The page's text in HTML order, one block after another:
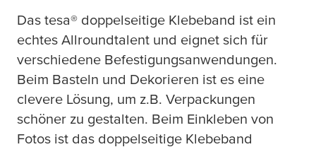
Das tesa® doppelseitige Klebeband ist ein
echtes Allroundtalent und eignet sich für
verschiedene Befestigungsanwendungen.
Beim Basteln und Dekorieren ist es eine
clevere Lösung, um z.B. Verpackungen
schöner zu gestalten. Beim Einkleben von
Fotos ist das doppelseitige Klebeband